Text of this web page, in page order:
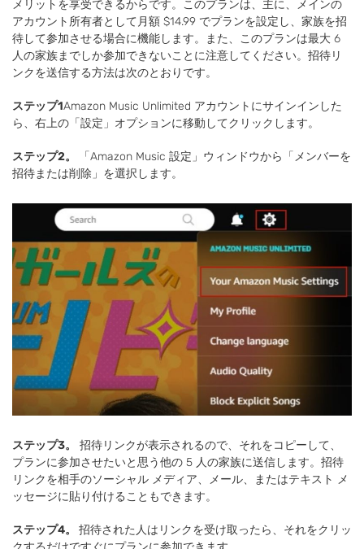
メリットを享受できるからです。このプランは、主に、メインの
アカウント所有者として月額 $14.99 でプランを設定し、家族を招
待して参加させる場合に機能します。また、このプランは最大 6
人の家族までしか参加できないことに注意してください。招待リ
ンクを送信する方法は次のとおりです。
ステップ1Amazon Music Unlimited アカウントにサインインした
ら、右上の「設定」オプションに移動してクリックします。
ステップ2。
「Amazon Music 設定」ウィンドウから「メンバーを
招待または削除」を選択します。
ステップ3。
招待リンクが表示されるので、それをコピーして、
プランに参加させたいと思う他の 5 人の家族に送信します。招待
リンクを相手のソーシャル メディア、メール、またはテキスト メ
ッセージに貼り付けることもできます。
ステップ4。 招待された人はリンクを受け取ったら、それをクリッ